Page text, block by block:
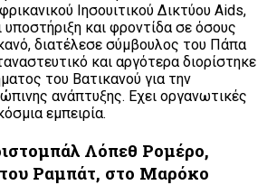
Ιησουιτικού Δικτύου Aids,
και φροντίδα σε όσους
διατέλεσε σύμβουλος του Πάπα
και αργότερα διορίστηκε
του Βατικανού για την
ανάπτυξης. Εχει οργανωτικές
εμπειρία.
Λόπεθ Ρομέρο,
Ραμπάτ, στο Μαρόκο